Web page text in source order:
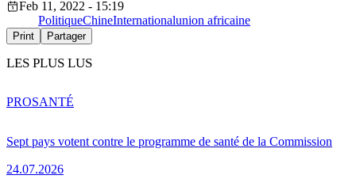
Feb 11, 2022 - 15:19
PolitiqueChineInternationalunion africaine
Print Partager
LES PLUS LUS
Sept pays votent contre le programme de santé de la Commission
24.07.2026
PROSANTÉ